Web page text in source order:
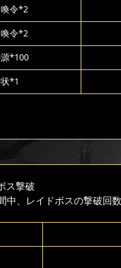
令*2
令*2
*100
*1
ス撃破
中、レイドボスの撃破回